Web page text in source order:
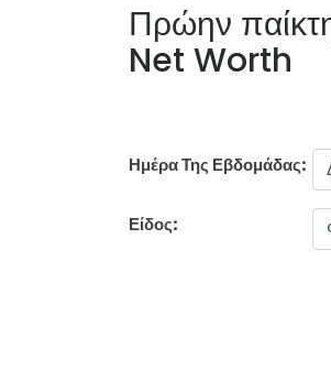
Πρώην
Net Worth
Ημέρα Της Εβδομάδας:
Είδος: